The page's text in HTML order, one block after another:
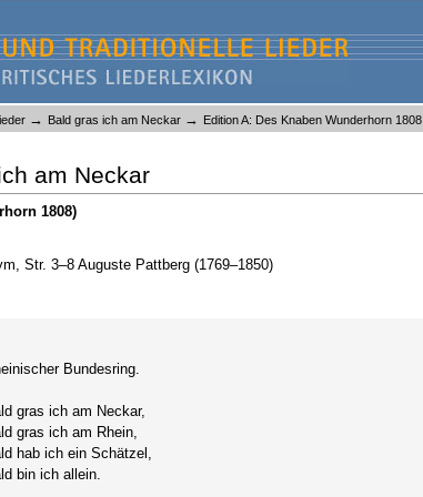
→ Bald gras ich am Neckar → Edition A: Des Knaben Wunderhorn 1808
am Neckar
1808)
Str. 3–8 Auguste Pattberg (1769–1850)
Bundesring.
gras ich am Neckar,
gras ich am Rhein,
hab ich ein Schätzel,
bin ich allein.